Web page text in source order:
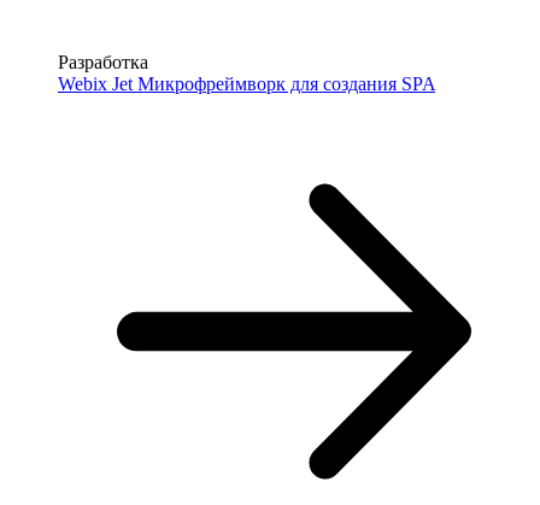
Разработка
Webix Jet Микрофреймворк для создания SPA